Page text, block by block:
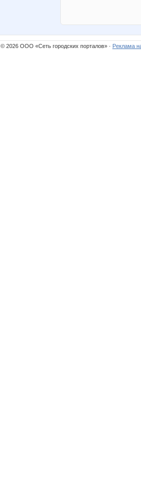
© 2026 ООО «Сеть городских порталов» · Реклама